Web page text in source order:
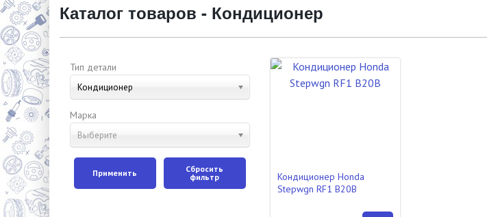
Каталог товаров - Кондиционер
Тип детали
Кондиционер
Марка
Выберите
Применить
Сбросить
фильтр
Кондиционер Honda
Stepwgn RF1 B20B